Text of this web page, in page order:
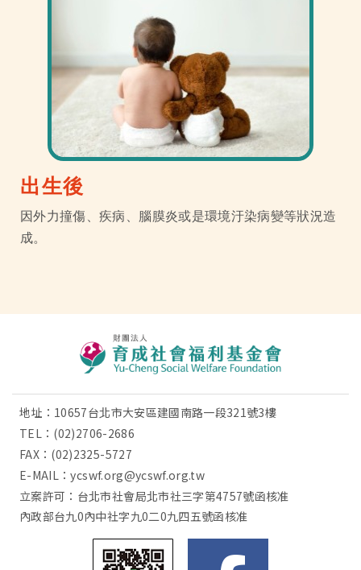
出生後
因外力撞傷、疾病、腦膜炎或是環境汙染病變等狀況造
成。
地址：10657台北市大安區建國南路一段321號3樓
TEL： (02)2706-2686
FAX：(02)2325-5727
E-MAIL：ycswf.org@ycswf.org.tw
立案許可：台北市社會局北市社三字第4757號函核准
內政部台九0內中社字九0二0九四五號函核准